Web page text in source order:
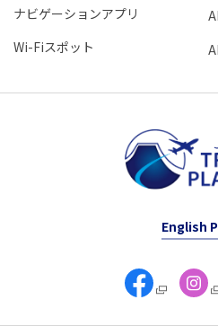
ナビゲーションアプリ
Wi-Fiスポット
English